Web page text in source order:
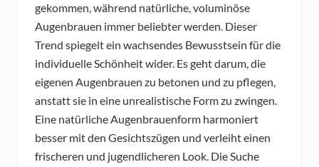
gekommen, während natürliche, voluminöse
Augenbrauen immer beliebter werden. Dieser
Trend spiegelt ein wachsendes Bewusstsein für die
individuelle Schönheit wider. Es geht darum, die
eigenen Augenbrauen zu betonen und zu pflegen,
anstatt sie in eine unrealistische Form zu zwingen.
Eine natürliche Augenbrauenform harmoniert
besser mit den Gesichtszügen und verleiht einen
frischeren und jugendlicheren Look. Die Suche